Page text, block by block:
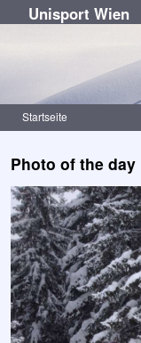
Unisport Wien
Startseite
Photo of the day